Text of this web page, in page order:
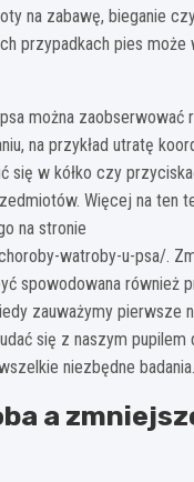
na zabawę, bieganie
przypadkach pies może
można zaobserwować
na przykład utratę
się w kółko czy
Więcej na ten
na stronie
watroby-u-psa/.
spowodowana również
zauważymy pierwsze
się z naszym pupilem
niezbędne badania.
a